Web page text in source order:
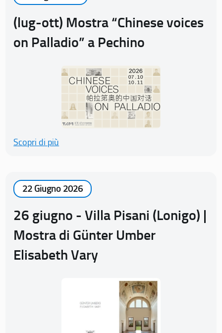
(lug-ott) Mostra “Chinese voices
on Palladio” a Pechino
Scopri di più
22 Giugno 2026
26 giugno - Villa Pisani (Lonigo) |
Mostra di Günter Umber
Elisabeth Vary